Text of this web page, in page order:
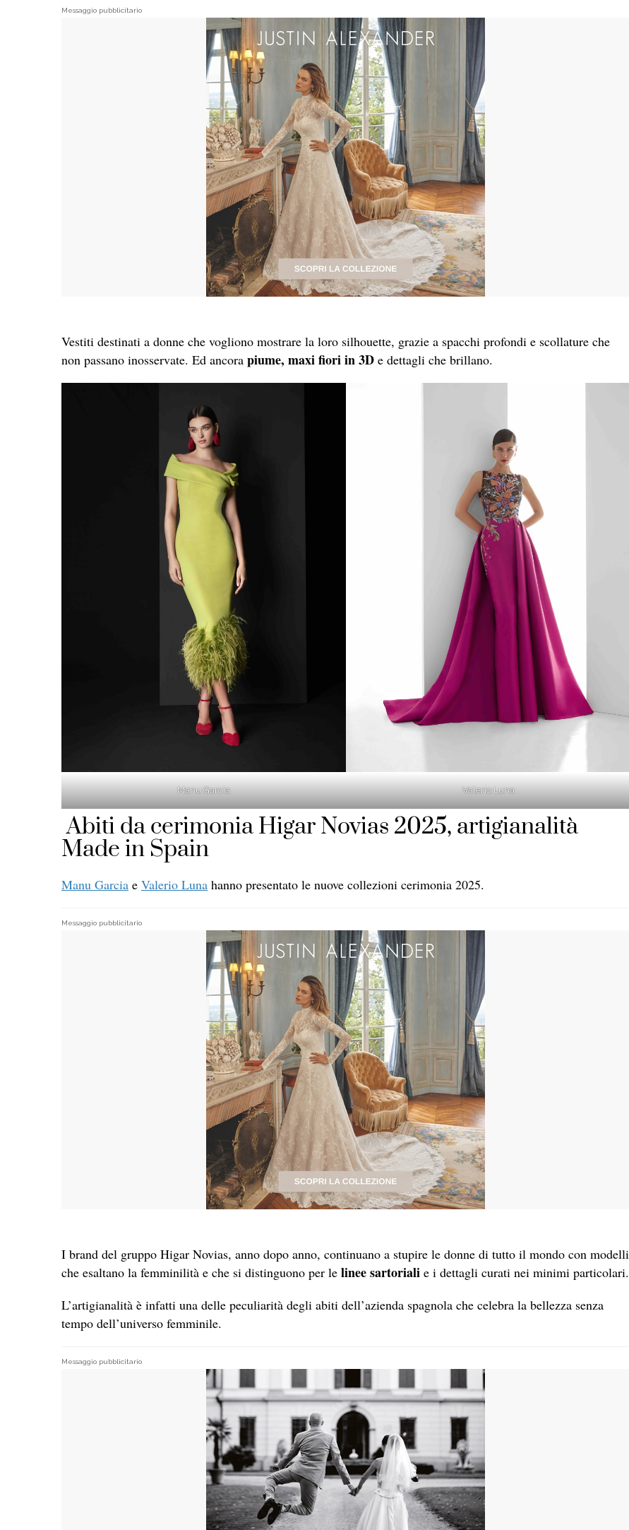
Messaggio pubblicitario
Vestiti destinati a donne che vogliono mostrare la loro silhouette, grazie a spacchi profondi e scollature che
non passano inosservate. Ed ancora piume, maxi fiori in 3D e dettagli che brillano.
Manu Garcia Valerio Luna
Abiti da cerimonia Higar Novias 2025, artigianalità
Made in Spain
Manu Garcia e Valerio Luna hanno presentato le nuove collezioni cerimonia 2025.
Messaggio pubblicitario
I brand del gruppo Higar Novias, anno dopo anno, continuano a stupire le donne di tutto il mondo con modelli
che esaltano la femminilità e che si distinguono per le linee sartoriali e i dettagli curati nei minimi particolari.
L’artigianalità è infatti una delle peculiarità degli abiti dell’azienda spagnola che celebra la bellezza senza
tempo dell’universo femminile.
Messaggio pubblicitario